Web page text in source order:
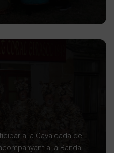
a la Cavalcada de
a la Banda